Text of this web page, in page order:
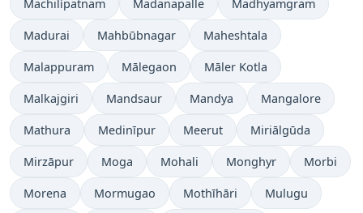
Machilípatnam Madanapalle Madhyamgram
Madurai Mahbūbnagar Maheshtala
Malappuram Mālegaon Māler Kotla
Malkajgiri Mandsaur Mandya Mangalore
Mathura Medinīpur Meerut Miriālgūda
Mirzāpur Moga Mohali Monghyr Morbi
Morena Mormugao Mothīhāri Mulugu